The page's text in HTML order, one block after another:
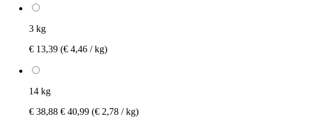
3 kg
€ 13,39 (€ 4,46 / kg)
14 kg
€ 38,88 € 40,99 (€ 2,78 / kg)